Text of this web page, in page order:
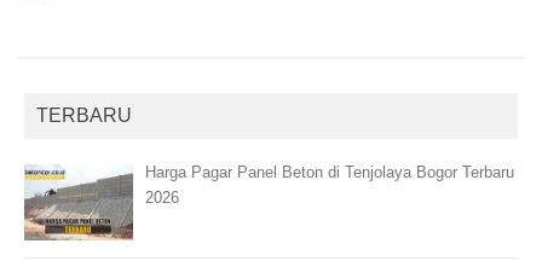
TERBARU
Harga Pagar Panel Beton di Tenjolaya Bogor Terbaru
2026